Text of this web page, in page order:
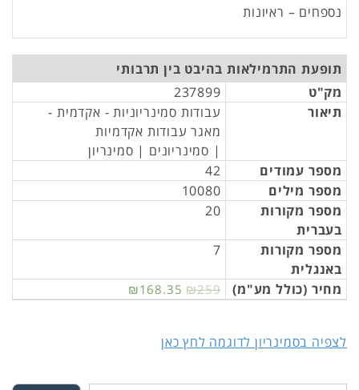
נספחים – ראיונות
תופעת התרמילאות בהיבט בין תרבותי
מק"ט
237899
תיאור
עבודות סמינריוניות - אקדמית -
מאגר עבודות אקדמיות
| סמינריונים | סמינריון
מספר עמודים
42
מספר מילים
10080
מספר מקורות
בעברית
20
מספר מקורות
באנגלית
7
מחיר (כולל מע"מ) ₪168.35 ₪259
לצפיה בסמינריון לדוגמה לחץ כאן